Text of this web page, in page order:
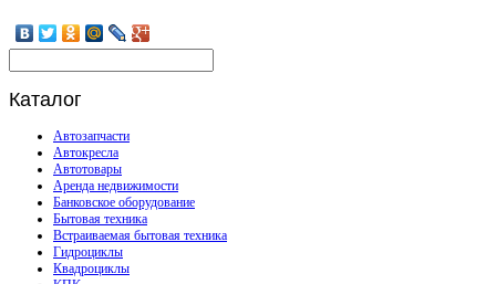
Каталог
Автозапчасти
Автокресла
Автотовары
Аренда недвижимости
Банковское оборудование
Бытовая техника
Встраиваемая бытовая техника
Гидроциклы
Квадроциклы